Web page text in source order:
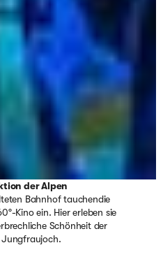
der Alpen
Bahnhof tauchendie
Kino ein. Hier erleben sie
Schönheit der